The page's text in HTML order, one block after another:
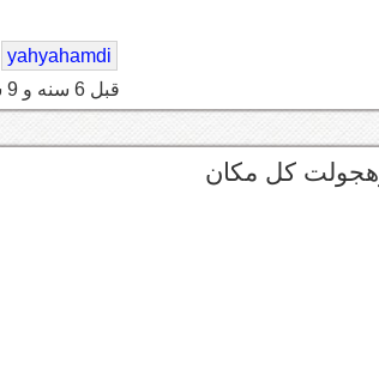
yahyahamdi
قبل 6 سنه و 9 شهر